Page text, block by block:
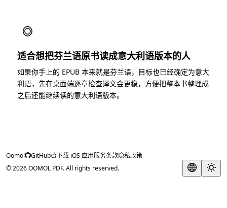
◎
适合想把芬兰语原书读成意大利语版本的人
如果你手上的 EPUB 本来就是芬兰语，目标也已经确定为意大
利语，先在桌面端逐章检查译文会更稳，方便把整本书整理成
之后还能继续读的意大利语版本。
Oomol GitHub 下载 iOS 应用服务条款隐私政策
© 2026 OOMOL PDF. All rights reserved.